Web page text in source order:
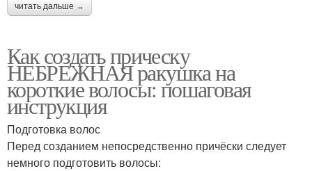
читать дальше →
Как создать прическу
НЕБРЕЖНАЯ ракушка на
короткие волосы: пошаговая
инструкция
Подготовка волос
Перед созданием непосредственно причёски следует
немного подготовить волосы: